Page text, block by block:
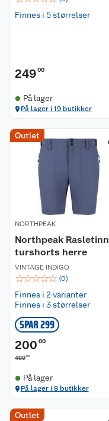
Finnes i 5 størrelser
24900
På lager
På lager i 19 butikker
Outlet
NORTHPEAK
Northpeak Rasletinn
turshorts herre
VINTAGE INDIGO
☆☆☆☆☆ (0)
Finnes i 2 varianter
Finnes i 3 størrelser
SPAR 299
200 00
49900
På lager
På lager i 8 butikker
Outlet
Kundeservice